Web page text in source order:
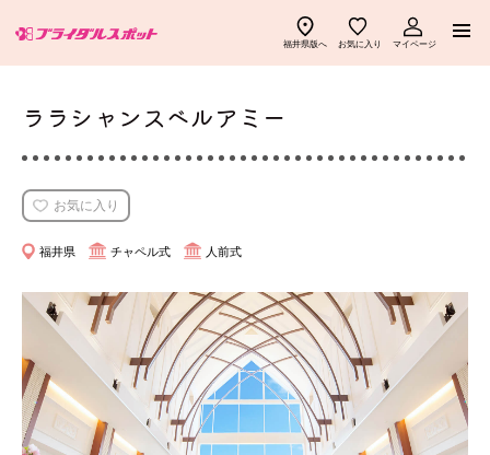
福井県版へ お気に入り マイページ
ブラスポでできること
ご利用の流れ
ブラスポ特典
よくある質問 ブラスポマガジン
幸せ先輩カップル お知らせ
ララシャンスベルアミー
お気に入り
福井県 チャペル式 人前式